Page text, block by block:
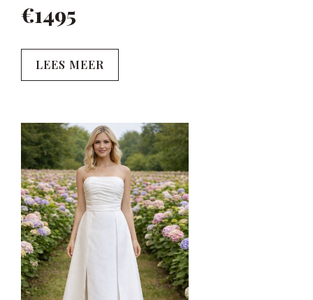
€1495
LEES MEER